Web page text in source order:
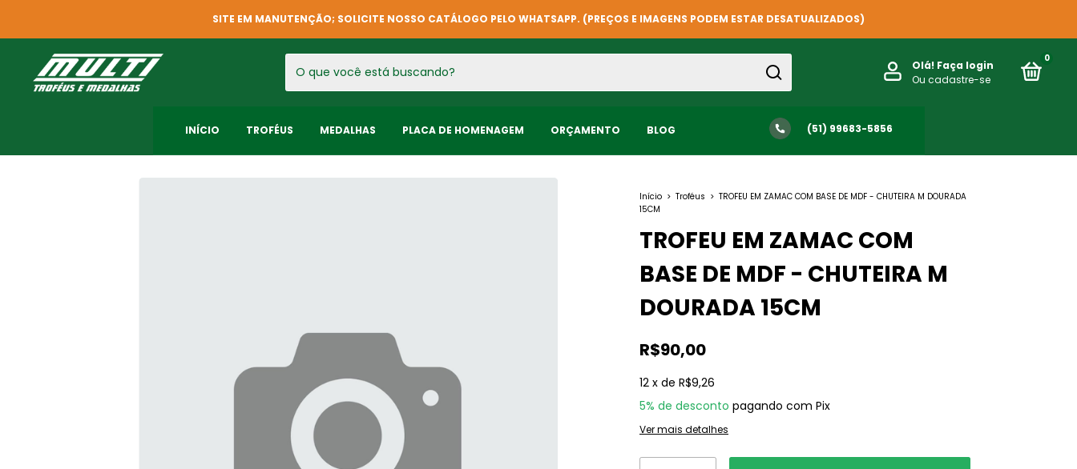
SITE EM MANUTENÇÃO; SOLICITE NOSSO CATÁLOGO PELO WHATSAPP. (PREÇOS E IMAGENS PODEM ESTAR DESATUALIZADOS)
Olá! Faça login
Ou cadastre-se
0
INÍCIO TROFÉUS MEDALHAS PLACA DE HOMENAGEM ORÇAMENTO BLOG (51) 99683-5856
Início > Troféus > TROFEU EM ZAMAC COM BASE DE MDF - CHUTEIRA M DOURADA
15CM
TROFEU EM ZAMAC COM
BASE DE MDF - CHUTEIRA M
DOURADA 15CM
R$90,00
12 x de R$9,26
5% de desconto pagando com Pix
Ver mais detalhes